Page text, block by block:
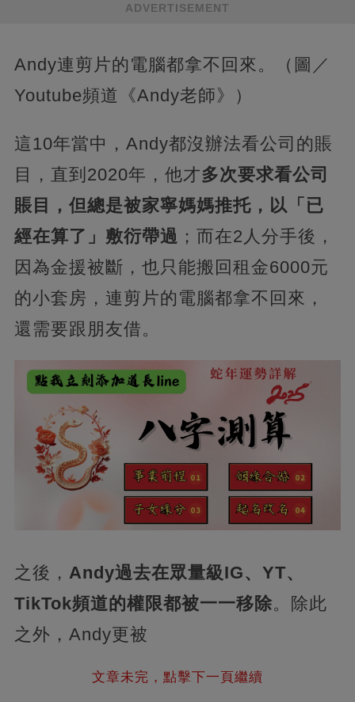
ADVERTISEMENT
Andy連剪片的電腦都拿不回來。（圖／
Youtube頻道《Andy老師》）
這10年當中，Andy都沒辦法看公司的賬
目，直到2020年，他才多次要求看公司
賬目，但總是被家寧媽媽推托，以「已
經在算了」敷衍帶過 ；而在2人分手後，
因為金援被斷，也只能搬回租金6000元
的小套房，連剪片的電腦都拿不回來，
還需要跟朋友借。
之後， Andy過去在眾量級IG、YT、
TikTok頻道的權限都被一一移除。除此
之外，Andy更被
文章未完，點擊下一頁繼續